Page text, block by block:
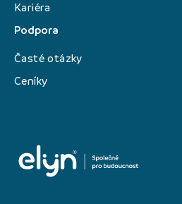
Kariéra
Podpora
Časté otázky
Ceníky